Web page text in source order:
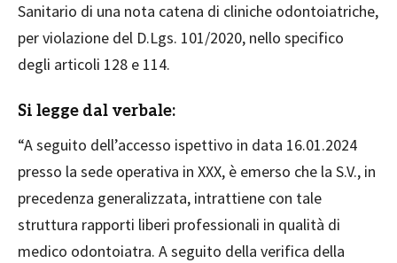
Sanitario di una nota catena di cliniche odontoiatriche,
per violazione del D.Lgs. 101/2020, nello specifico
degli articoli 128 e 114.
Si legge dal verbale:
“A seguito dell’accesso ispettivo in data 16.01.2024
presso la sede operativa in XXX, è emerso che la S.V., in
precedenza generalizzata, intrattiene con tale
struttura rapporti liberi professionali in qualità di
medico odontoiatra. A seguito della verifica della